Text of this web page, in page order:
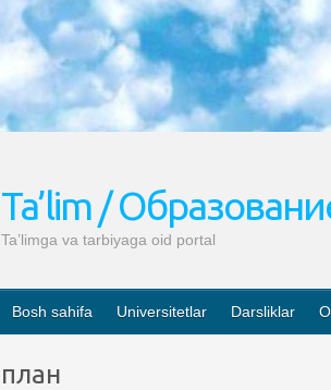
Ta’lim /
Ta’limga va tarbiyaga oid portal
Bosh sahifa Universitetlar Darsliklar
план